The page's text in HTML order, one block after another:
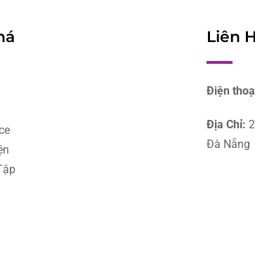
Liên
Điện
Địa Chỉ:
Đà Nẵng